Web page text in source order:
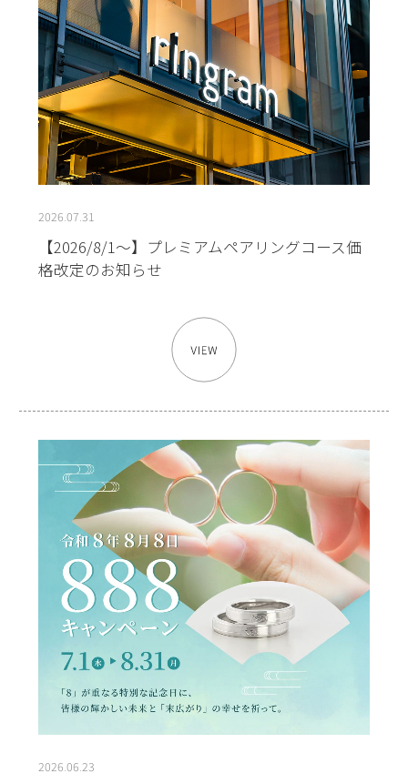
2026.07.31
【2026/8/1～】プレミアムペアリングコース価
格改定のお知らせ
2026.06.23